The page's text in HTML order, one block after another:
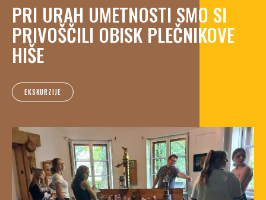
PRI URAH UMETNOSTI SMO SI
PRIVOŠČILI OBISK PLEČNIKOVE
HIŠE
EKSKURZIJE